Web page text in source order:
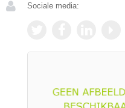
Sociale media: